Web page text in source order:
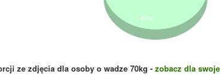
93%
ze zdjęcia dla osoby o wadze 70kg - zobacz dla